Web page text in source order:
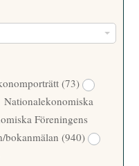
(73)
Nationalekonomiska
Föreningens
bokanmälan(940)